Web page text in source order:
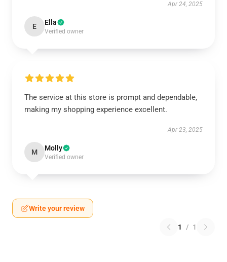
Apr 24, 2025
E Ella
Verified owner
The service at this store is prompt and dependable,
making my shopping experience excellent.
Apr 23, 2025
M Molly
Verified owner
Write your review
1 / 1